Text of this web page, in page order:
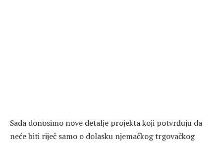
Sada donosimo nove detalje projekta koji potvrđuju da
neće biti riječ samo o dolasku njemačkog trgovačkog